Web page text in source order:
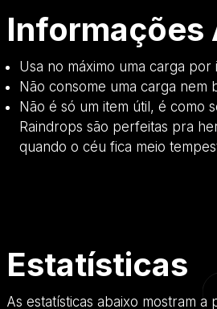
Informações
Usa no máximo uma carga por
Não consome uma carga nem
Não é só um item útil, é como
Raindrops são perfeitas pra
quando o céu fica meio
Estatísticas
As estatísticas abaixo mostram